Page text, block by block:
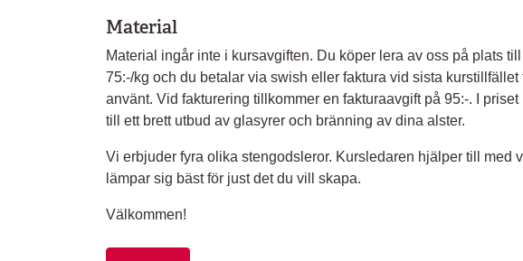
Material
Material ingår inte i kursavgiften. Du köper lera av oss på plats
75:-/kg och du betalar via swish eller faktura vid sista kurstillfället
använt. Vid fakturering tillkommer en fakturaavgift på 95:-. I
till ett brett utbud av glasyrer och bränning av dina alster.
Vi erbjuder fyra olika stengodsleror. Kursledaren hjälper till med
lämpar sig bäst för just det du vill skapa.
Välkommen!